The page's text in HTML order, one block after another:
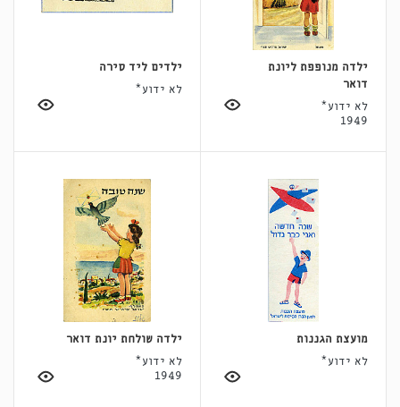
ילדה מנופפת ליונת
דואר
לא ידוע*
1949
ילדים ליד סירה
לא ידוע*
מועצת הגננות
לא ידוע*
ילדה שולחת יונת דואר
לא ידוע*
1949